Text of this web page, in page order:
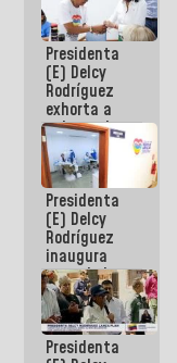
Viceministerio
de Energía
Eléctrica y
CORPOELEC
Presidenta
(E) Delcy
Rodríguez
exhorta a
gobernadores
y alcaldes a
edificar
casas para
abuelos
Presidenta
(E) Delcy
Rodríguez
inaugura
casa de los
Abuelos
Primavera
en Caracas
Presidenta